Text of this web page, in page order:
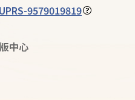
9579019819
中心